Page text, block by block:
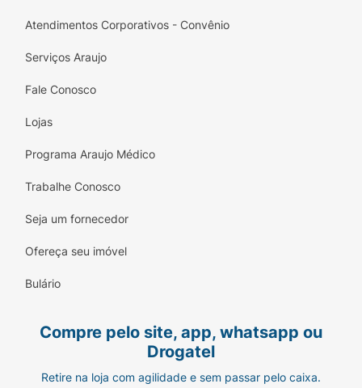
Atendimentos Corporativos - Convênio
Serviços Araujo
Fale Conosco
Lojas
Programa Araujo Médico
Trabalhe Conosco
Seja um fornecedor
Ofereça seu imóvel
Bulário
Compre pelo site, app, whatsapp ou
Drogatel
Retire na loja com agilidade e sem passar pelo caixa.